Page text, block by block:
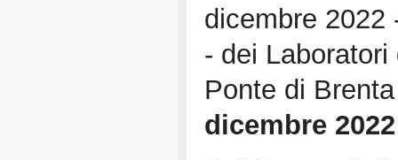
dicembre 2022
- dei
Ponte di
dicembre 2022